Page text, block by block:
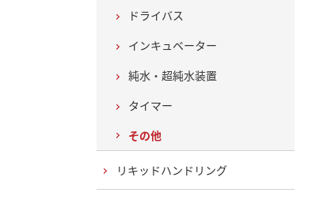
ドライバス
インキュベーター
純水・超純水装置
タイマー
その他
リキッドハンドリング